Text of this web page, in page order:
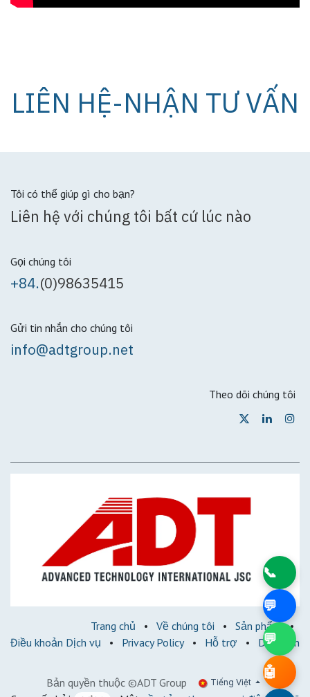
LIÊN HỆ-NHẬN TƯ VẤN
Tôi có thể giúp gì cho bạn?
Liên hệ với chúng tôi bất cứ lúc nào
Gọi chúng tôi
+84.(0)98635415
Gửi tin nhắn cho chúng tôi
info@adtgroup.net
Theo dõi chúng tôi
Trang chủ • Về chúng tôi • Sản phẩm •
Điều khoản Dịch vụ
• Privacy Policy • Hỗ trợ • Diễn đàn
Bản quyền thuộc ©ADT Group Tiếng Việt
📞
💬
💬
🤖